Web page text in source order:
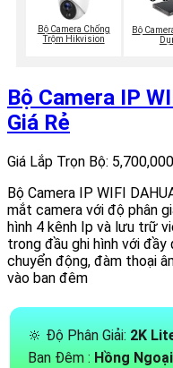
Bộ Camera Chống
Trộm Hikvision
Bộ
Bộ Camera IP
Giá Rẻ
Giá Lắp Trọn Bộ:
Bộ Camera IP WIFI
mắt camera với độ phân
hình 4 kênh Ip và lưu trữ
trong đầu ghi hình với
chuyển động, đàm thoại
vào ban đêm
🔆 Độ Phân Giải: 2K
Ban Đêm : Hồng